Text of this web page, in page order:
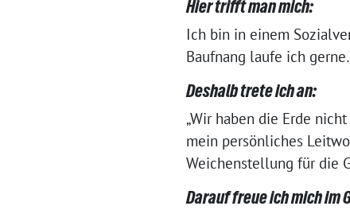
Hier trifft man mich:
Ich bin in einem
Baufnang lau­fe ich
Deshalb trete ich an:
„Wir haben die Erde
mein per­sön­li­ches
Weichenstellung für die
Darauf freue ich mich im